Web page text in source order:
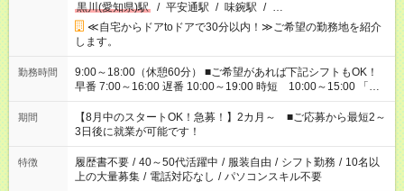
黒川(愛知県)駅
/ 平安通駅 / 味鋺駅 / …
≪自宅からドアtoドアで30分以内！≫ご希望の勤務地を紹介
します。
勤務時間
9:00～18:00（休憩60分） ■ご希望があれば下記シフトもOK！
早番 7:00～16:00 遅番 10:00～19:00 時短 10:00～15:00 「家
族と休みを合わせたい」 「余裕を持って夕飯の準備がしたい」
「できれば残業はしたくない」 など、ご希望を教えてください
ね。 ※Wワーク希望の方へ 今ご覧のお仕事で希望する勤務時間
と、もう1つのお仕事の勤務時間。 合計で週40時間を超える場
合は応募できません。
期間
【8月中のスタートOK！急募！】2カ月～ ■ご応募から最短2～
3日後に就業が可能です！
特徴 履歴書不要 / 40～50代活躍中 / 服装自由 / シフト勤務 / 10名以
上の大量募集 / 電話対応なし / パソコンスキル不要